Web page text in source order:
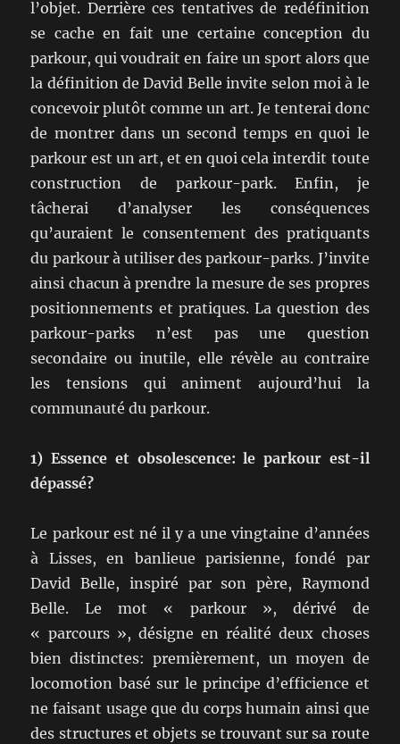
l’objet. Derrière ces tentatives de redéfinition
se cache en fait une certaine conception du
parkour, qui voudrait en faire un sport alors que
la définition de David Belle invite selon moi à le
concevoir plutôt comme un art. Je tenterai donc
de montrer dans un second temps en quoi le
parkour est un art, et en quoi cela interdit toute
construction de parkour-park. Enfin, je
tâcherai d’analyser les conséquences
qu’auraient le consentement des pratiquants
du parkour à utiliser des parkour-parks. J’invite
ainsi chacun à prendre la mesure de ses propres
positionnements et pratiques. La question des
parkour-parks n’est pas une question
secondaire ou inutile, elle révèle au contraire
les tensions qui animent aujourd’hui la
communauté du parkour.
1) Essence et obsolescence: le parkour est-il
dépassé?
Le parkour est né il y a une vingtaine d’années
à Lisses, en banlieue parisienne, fondé par
David Belle, inspiré par son père, Raymond
Belle. Le mot « parkour », dérivé de
« parcours », désigne en réalité deux choses
bien distinctes: premièrement, un moyen de
locomotion basé sur le principe d’efficience et
ne faisant usage que du corps humain ainsi que
des structures et objets se trouvant sur sa route